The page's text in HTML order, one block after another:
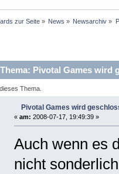
zur Seite» News » Newsarchiv »
Thema: Pivotal Games wird
Thema.
Pivotal Games wird
« am: 2008-07-17, 19:49:39 »
Auch wenn es
nicht